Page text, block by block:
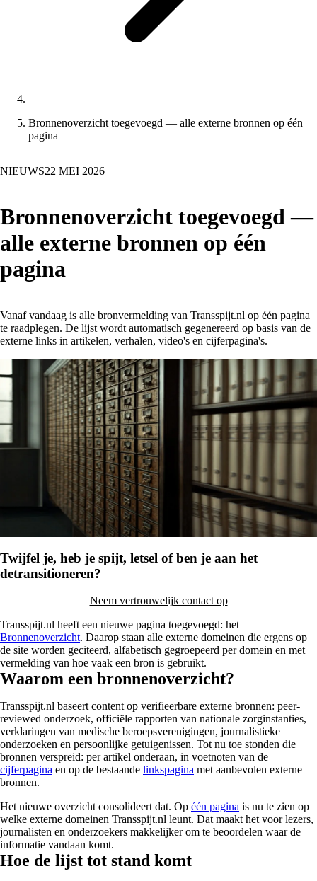
Bronnenoverzicht toegevoegd — alle externe bronnen op één
pagina
NIEUWS22 MEI 2026
Bronnenoverzicht toegevoegd —
alle externe bronnen op één
pagina
Vanaf vandaag is alle bronvermelding van Transspijt.nl op één pagina
te raadplegen. De lijst wordt automatisch gegenereerd op basis van de
externe links in artikelen, verhalen, video's en cijferpagina's.
Twijfel je, heb je spijt, letsel of ben je aan het
detransitioneren?
Neem vertrouwelijk contact op
Transspijt.nl heeft een nieuwe pagina toegevoegd: het
Bronnenoverzicht. Daarop staan alle externe domeinen die ergens op
de site worden geciteerd, alfabetisch gegroepeerd per domein en met
vermelding van hoe vaak een bron is gebruikt.
Waarom een bronnenoverzicht?
Transspijt.nl baseert content op verifieerbare externe bronnen: peer-
reviewed onderzoek, officiële rapporten van nationale zorginstanties,
verklaringen van medische beroepsverenigingen, journalistieke
onderzoeken en persoonlijke getuigenissen. Tot nu toe stonden die
bronnen verspreid: per artikel onderaan, in voetnoten van de
cijferpagina en op de bestaande linkspagina met aanbevolen externe
bronnen.
Het nieuwe overzicht consolideert dat. Op één pagina is nu te zien op
welke externe domeinen Transspijt.nl leunt. Dat maakt het voor lezers,
journalisten en onderzoekers makkelijker om te beoordelen waar de
informatie vandaan komt.
Hoe de lijst tot stand komt